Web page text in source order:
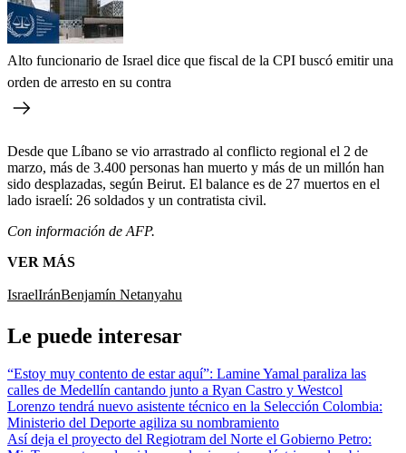
Alto funcionario de Israel dice que fiscal de la CPI buscó emitir una
orden de arresto en su contra
Desde que Líbano se vio arrastrado al conflicto regional el 2 de
marzo, más de 3.400 personas han muerto y más de un millón han
sido desplazadas, según Beirut. El balance es de 27 muertos en el
lado israelí: 26 soldados y un contratista civil.
Con información de AFP.
VER MÁS
IsraelIránBenjamín Netanyahu
Le puede interesar
“Estoy muy contento de estar aquí”: Lamine Yamal paraliza las
calles de Medellín cantando junto a Ryan Castro y Westcol
Lorenzo tendrá nuevo asistente técnico en la Selección Colombia:
Ministerio del Deporte agiliza su nombramiento
Así deja el proyecto del Regiotram del Norte el Gobierno Petro: